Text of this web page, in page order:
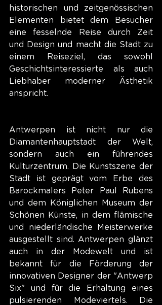
historischen und zeitgenössischen
Elementen bietet dem Besucher
eine fesselnde Reise durch Zeit
und Design und macht die Stadt zu
einem Reiseziel, das sowohl
Geschichtsinteressierte als auch
Liebhaber moderner Ästhetik
anspricht.
Antwerpen ist nicht nur die
Diamantenhauptstadt der Welt,
sondern auch ein führendes
Kulturzentrum. Die Kunstszene der
Stadt ist geprägt vom Erbe des
Barockmalers Peter Paul Rubens
und dem Königlichen Museum der
Schönen Künste, in dem flämische
und niederländische Meisterwerke
ausgestellt sind. Antwerpen glänzt
auch in der Modewelt und ist
bekannt für die Förderung der
innovativen Designer der "Antwerp
Six" und für die Erhaltung eines
pulsierenden Modeviertels. Die